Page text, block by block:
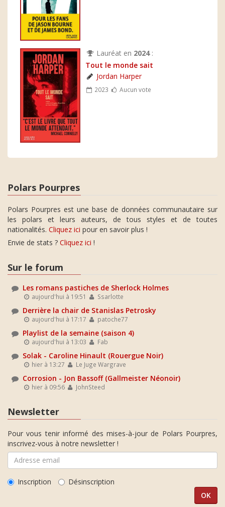
Lauréat en 2024:
Tout le monde sait
Jordan Harper
2023 Aucun vote
Polars Pourpres
Polars Pourpres est une base de données communautaire sur
les polars et leurs auteurs, de tous styles et de toutes
nationalités. Cliquez ici pour en savoir plus !
Envie de stats ? Cliquez ici !
Sur le forum
Les romans pastiches de Sherlock Holmes
aujourd'hui à 19:51 Ssarlotte
Derrière la chair de Stanislas Petrosky
aujourd'hui à 17:17 patoche77
Playlist de la semaine (saison 4)
aujourd'hui à 13:03 Fab
Solak - Caroline Hinault (Rouergue Noir)
hier à 13:27 Le Juge Wargrave
Corrosion - Jon Bassoff (Gallmeister Néonoir)
hier à 09:56 JohnSteed
Newsletter
Pour vous tenir informé des mises-à-jour de Polars Pourpres,
inscrivez-vous à notre newsletter !
Inscription Désinscription